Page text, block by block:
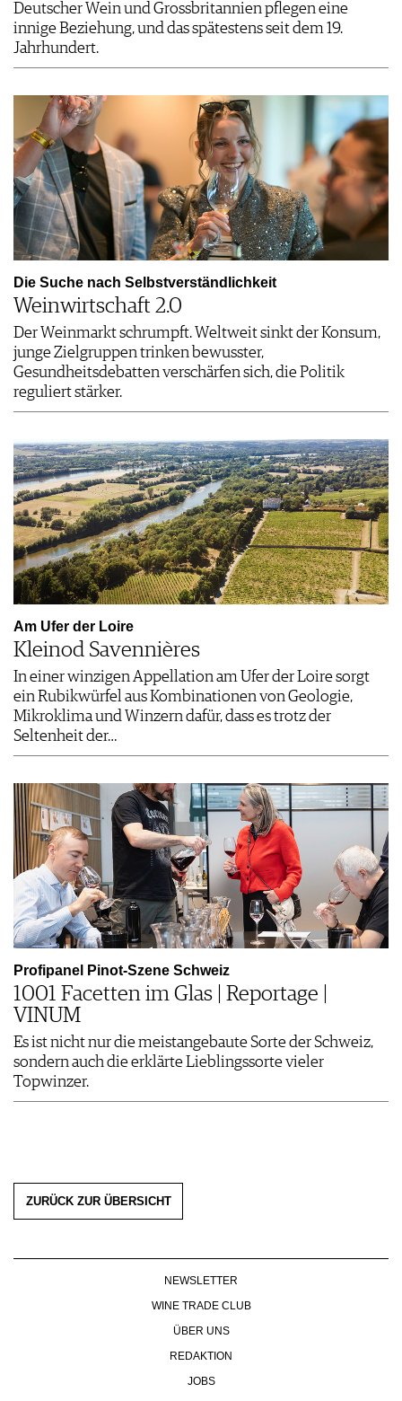
Deutscher Wein und Grossbritannien pflegen eine
innige Beziehung, und das spätestens seit dem 19.
Jahrhundert.
Die Suche nach Selbstverständlichkeit
Weinwirtschaft 2.0
Der Weinmarkt schrumpft. Weltweit sinkt der Konsum,
junge Zielgruppen trinken bewusster,
Gesundheitsdebatten verschärfen sich, die Politik
reguliert stärker.
Am Ufer der Loire
Kleinod Savennières
In einer winzigen Appellation am Ufer der Loire sorgt
ein Rubikwürfel aus Kombinationen von Geologie,
Mikroklima und Winzern dafür, dass es trotz der
Seltenheit der…
Profipanel Pinot-Szene Schweiz
1001 Facetten im Glas | Reportage |
VINUM
Es ist nicht nur die meistangebaute Sorte der Schweiz,
sondern auch die erklärte Lieblingssorte vieler
Topwinzer.
ZURÜCK ZUR ÜBERSICHT
NEWSLETTER
WINE TRADE CLUB
ÜBER UNS
REDAKTION
JOBS